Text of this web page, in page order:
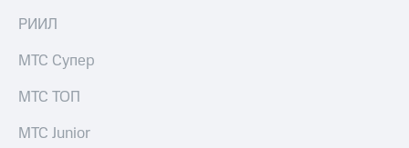
Описание
Уведомление
погашении
РИИЛ
МТС Супер
МТС ТОП
МТС Junior